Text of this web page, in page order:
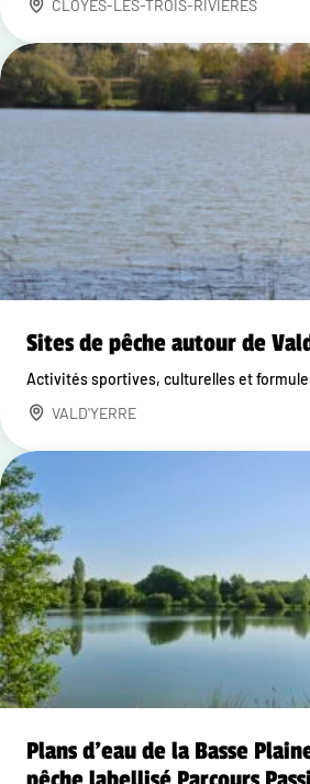
CLOYES-LES-TROIS-RIVIÈRES
Sites de pêche autour de
Activités sportives, culturelles et
VALD'YERRE
Plans d'eau de la Basse